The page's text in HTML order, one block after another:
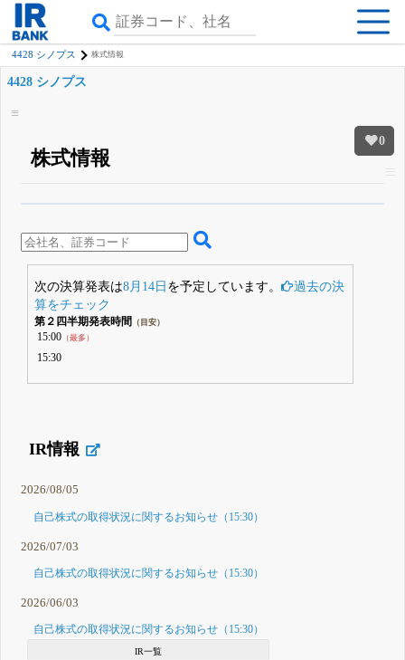
4428 シノプス 株式情報
0
4428 シノプス
株式情報
詳しく見られる無料でβ版をはじめる
登録すると永久30%OFFと米株版の先行利用も付きます
次の決算発表は8月14日 を予定しています。
過去の決
算をチェック
第２四半期発表時間 （目安）
15:00（最多）
15:30
IR情報
2026/08/05
自己株式の取得状況に関するお知らせ（15:30）
2026/07/03
自己株式の取得状況に関するお知らせ（15:30）
2026/06/03
自己株式の取得状況に関するお知らせ（15:30）
IR一覧